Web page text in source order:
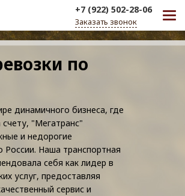
+7 (922) 502-28-06
Заказать звонок
по
динамичного бизнеса, где
"Мегатранс"
и недорогие
России. Наша транспортная
себя как лидер в
услуг, предоставляя
сервис и